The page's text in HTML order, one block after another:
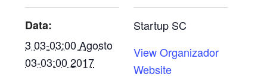
Data:
3 03-03:00 Agosto
03-03:00 2017
Startup SC
View Organizador
Website